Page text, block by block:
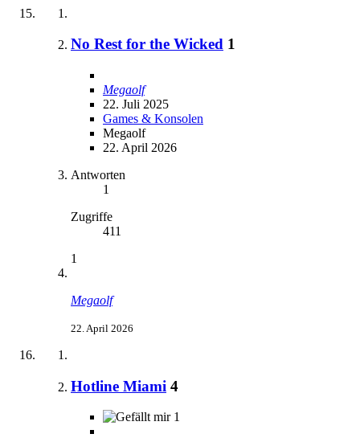
No Rest for the Wicked 1
Megaolf
22. Juli 2025
Games & Konsolen
Megaolf
22. April 2026
Antworten
1
Zugriffe
411
1
Megaolf
22. April 2026
Hotline Miami 4
1